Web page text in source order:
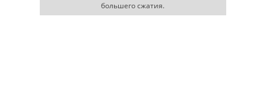
большего сжатия.